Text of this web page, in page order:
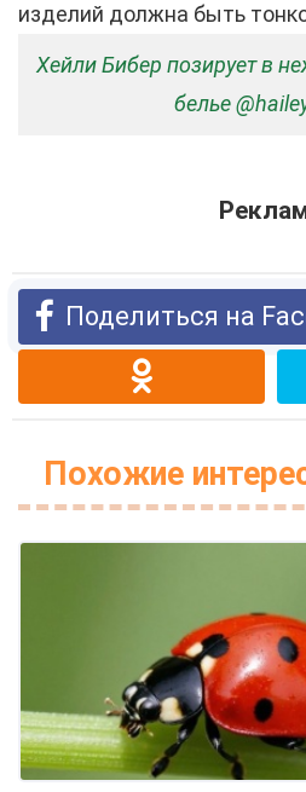
изделий должна быть
Хейли Бибер позирует в
белье
Поделиться на
Похожие